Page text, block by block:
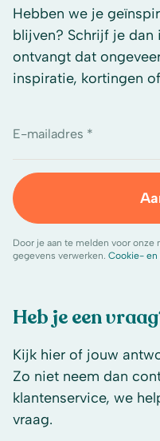
Heb je een
Kijk hier of jouw
Zo niet neem dan
klantenservice, we
vraag.
Hebben we je
blijven? Schrijf je
ontvangt dat
inspiratie, kortingen
E-mailadres *
Door je aan te melden voor onze
gegevens verwerken. Cookie- en